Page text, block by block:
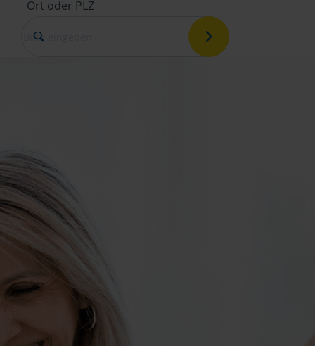
Ort oder PLZ